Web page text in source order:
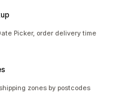
Picker, order delivery time
zones by postcodes